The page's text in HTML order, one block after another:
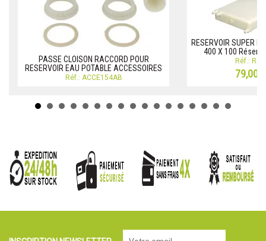
PASSE CLOISON RACCORD POUR
RESERVOIR EAU POTABLE ACCESSOIRES
Réf.: ACCE154AB
RESERVOIR SUPER
400 X 100
Réf.:
79,00